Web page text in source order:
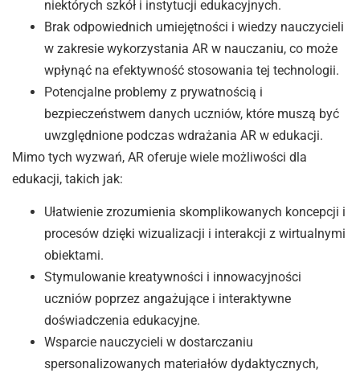
niektórych szkół i instytucji edukacyjnych.
Brak odpowiednich umiejętności i wiedzy nauczycieli
w zakresie wykorzystania AR w nauczaniu, co może
wpłynąć na efektywność stosowania tej technologii.
Potencjalne problemy z prywatnością i
bezpieczeństwem danych uczniów, które muszą być
uwzględnione podczas wdrażania AR w edukacji.
Mimo tych wyzwań, AR oferuje wiele możliwości dla
edukacji, takich jak:
Ułatwienie zrozumienia skomplikowanych koncepcji i
procesów dzięki wizualizacji i interakcji z wirtualnymi
obiektami.
Stymulowanie kreatywności i innowacyjności
uczniów poprzez angażujące i interaktywne
doświadczenia edukacyjne.
Wsparcie nauczycieli w dostarczaniu
spersonalizowanych materiałów dydaktycznych,